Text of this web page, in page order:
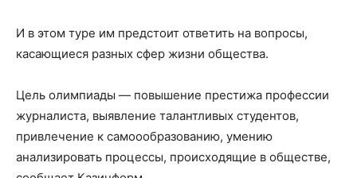
И в этом туре им предстоит ответить на вопросы,
касающиеся разных сфер жизни общества.
Цель олимпиады — повышение престижа профессии
журналиста, выявление талантливых студентов,
привлечение к самоообразованию, умению
анализировать процессы, происходящие в обществе,